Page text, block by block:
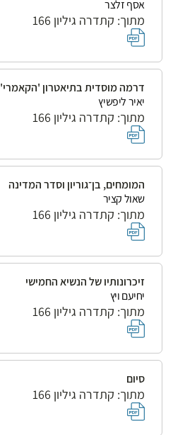
אסף זלצר
מתוך: קתדרה גיליון 166
דרמה מוסדית בתיאטרון 'הקאמרי'
יאיר ליפשיץ
מתוך: קתדרה גיליון 166
המומחים, בן־גוריון וסדר המדינה
שאול קציר
מתוך: קתדרה גיליון 166
זיכרונותיו של הנשיא החמישי
יחיעם ויץ
מתוך: קתדרה גיליון 166
סיום
מתוך: קתדרה גיליון 166